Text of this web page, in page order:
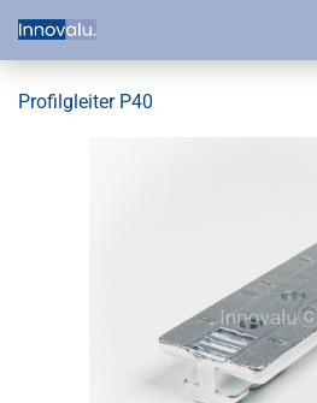
Profilgleiter P40